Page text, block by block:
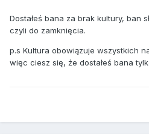
Dostałeś bana za brak kultury, ban
czyli do zamknięcia.
p.s Kultura obowiązuje wszystkich
więc ciesz się, że dostałeś bana